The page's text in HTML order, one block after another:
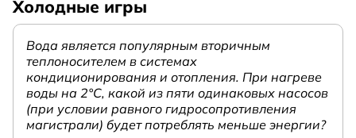
Холодные игры
Вода является популярным вторичным
теплоносителем в системах
кондиционирования и отопления. При нагреве
воды на 2°С, какой из пяти одинаковых насосов
(при условии равного гидросопротивления
магистрали) будет потреблять меньше энергии?